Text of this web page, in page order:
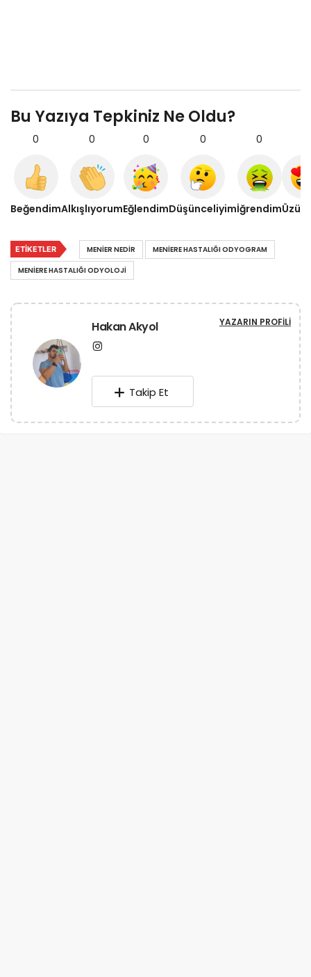
Bu Yazıya Tepkiniz Ne Oldu?
0
Beğendim
0
Alkışlıyorum
0
Eğlendim
0
Düşünceliyim
0
İğrendim
ETIKETLER MENIER NEDIR
MENIERE HASTALIĞI ODYOGRAM
MENIERE HASTALIĞI ODYOLOJI
Hakan Akyol YAZARIN PROFILI
Takip Et